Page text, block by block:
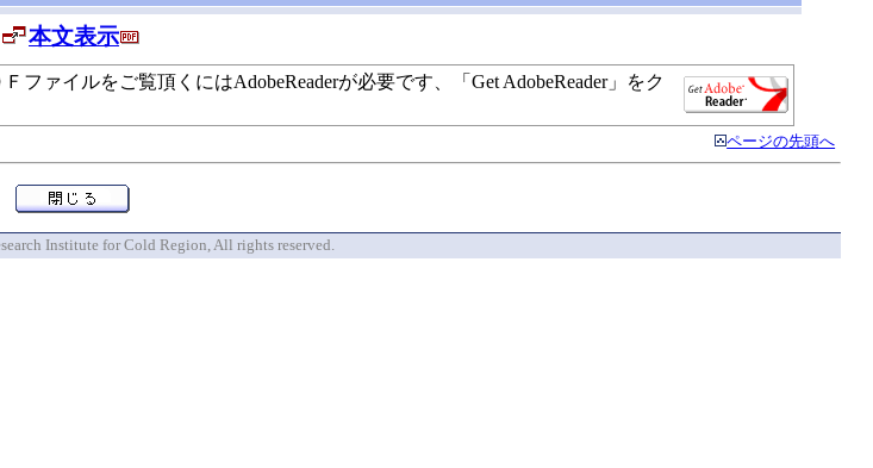
本文表示
ァイルをご覧頂くにはAdobeReaderが必要です、「Get AdobeReader」をク
ページの先頭へ
Institute for Cold Region, All rights reserved.